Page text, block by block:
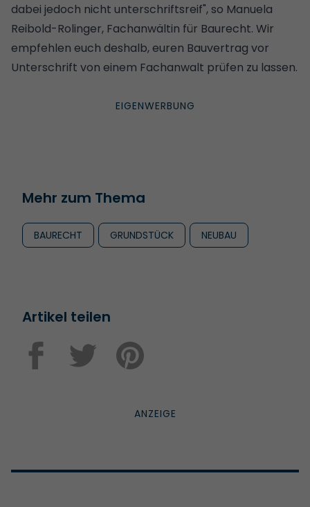
dabei jedoch nicht unterschriftsreif", so Manuela
Reibold-Rolinger, Fachanwältin für Baurecht. Wir
empfehlen euch deshalb, euren Bauvertrag vor
Unterschrift von einem Fachanwalt prüfen zu lassen.
Mehr zum Thema
BAURECHT GRUNDSTÜCK NEUBAU
Artikel teilen